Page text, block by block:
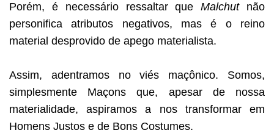
Porém, é necessário ressaltar queMalchutnão
personifica atributos negativos, mas é o reino
material desprovido de apego materialista.
Assim, adentramos no viés maçônico. Somos,
simplesmente Maçons que, apesar de nossa
materialidade, aspiramos a nos transformar em
Homens Justos e de Bons Costumes.